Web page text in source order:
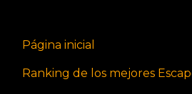
Página inicial
Ranking de los mejores